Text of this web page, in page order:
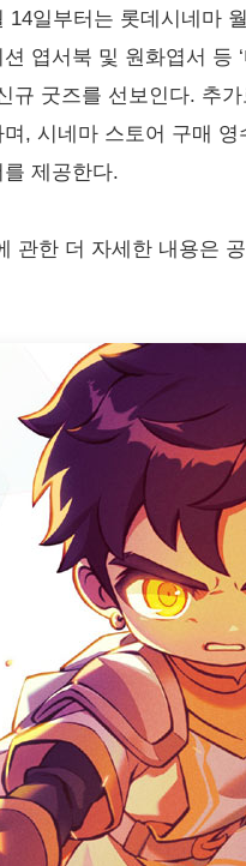
일부터는 롯데시네마
엽서북 및 원화엽서 등
굿즈를 선보인다. 추
, 시네마 스토어 구매
를 제공한다.
관한 더 자세한 내용은